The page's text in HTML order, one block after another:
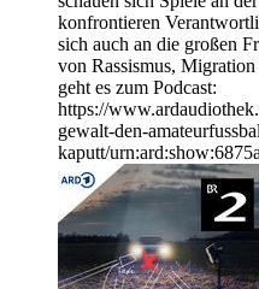
konfrontieren
sich auch an die großen
von Rassismus,
geht es zum Podcast:
https://
gewalt-den-
kaputt/